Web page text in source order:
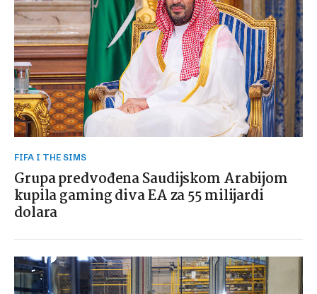
FIFA I THE SIMS
Grupa predvođena Saudijskom Arabijom
kupila gaming diva EA za 55 milijardi
dolara